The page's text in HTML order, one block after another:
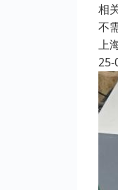
相
不
上
25-